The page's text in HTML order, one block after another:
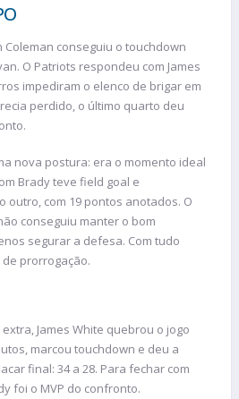
Coleman conseguiu o touchdown
O Patriots respondeu com James
impediram o elenco de brigar em
perdido, o último quarto deu
nova postura: era o momento ideal
Brady teve field goal e
outro, com 19 pontos anotados. O
conseguiu manter o bom
segurar a defesa. Com tudo
de prorrogação.
James White quebrou o jogo
marcou touchdown e deu a
final: 34 a 28. Para fechar com
foi o MVP do confronto.